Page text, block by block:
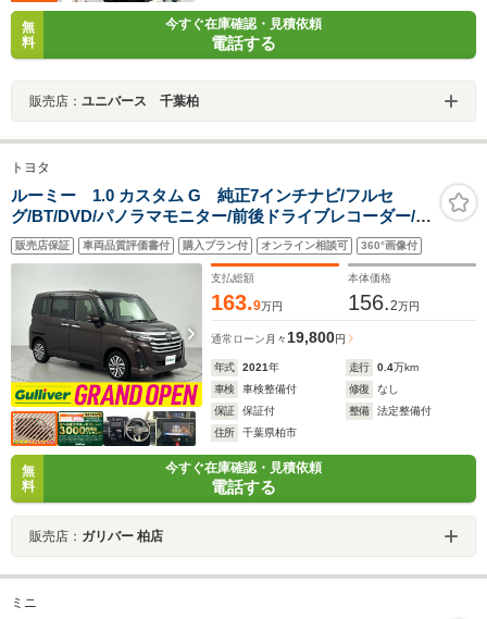
無
料
今すぐ在庫確認・見積依頼
電話する
販売店： ユニバース 千葉柏
トヨタ
ルーミー 1.0 カスタム G 純正7インチナビ/フルセ
グ/BT/DVD/パノラマモニター/前後ドライブレコーダー/パ
ーキングアシスト/スマートアシストIII/アダプティブクル
ーズコントロール/両側パワースライドドア/ビルトイン
販売店保証 車両品質評価書付 購入プラン付 オンライン相談可 360°画像付
支払総額
163.9万円
本体価格
156.2万円
通常ローン 月々 19,800円
年式 2021年 走行 0.4万km
車検
車検整備付 修復
なし
保証
保証付 整備
法定整備付
住所
千葉県柏市
無
料
今すぐ在庫確認・見積依頼
電話する
販売店： ガリバー 柏店
ミニ